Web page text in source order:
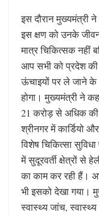
इस दौरान मुख्यमंत्री
इस क्षण को उनके
मात्र चिकित्सक नहीं
आप सभी को प्रदेश
ऊंचाइयों पर ले जाने के
होगा। मुख्यमंत्री ने
21 करोड़ से अधिक की
श्रीनगर में कार्डियो
विशेष चिकित्सा
में सुदूरवर्ती क्षेत्रों से
का काम कर रही हैं।
भी इसको देखा गया।
स्वास्थ्य जांच,